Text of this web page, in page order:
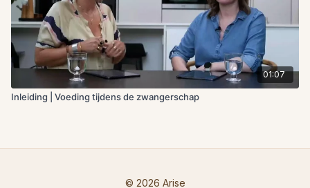
01:07
Inleiding | Voeding tijdens de zwangerschap
© 2026 Arise